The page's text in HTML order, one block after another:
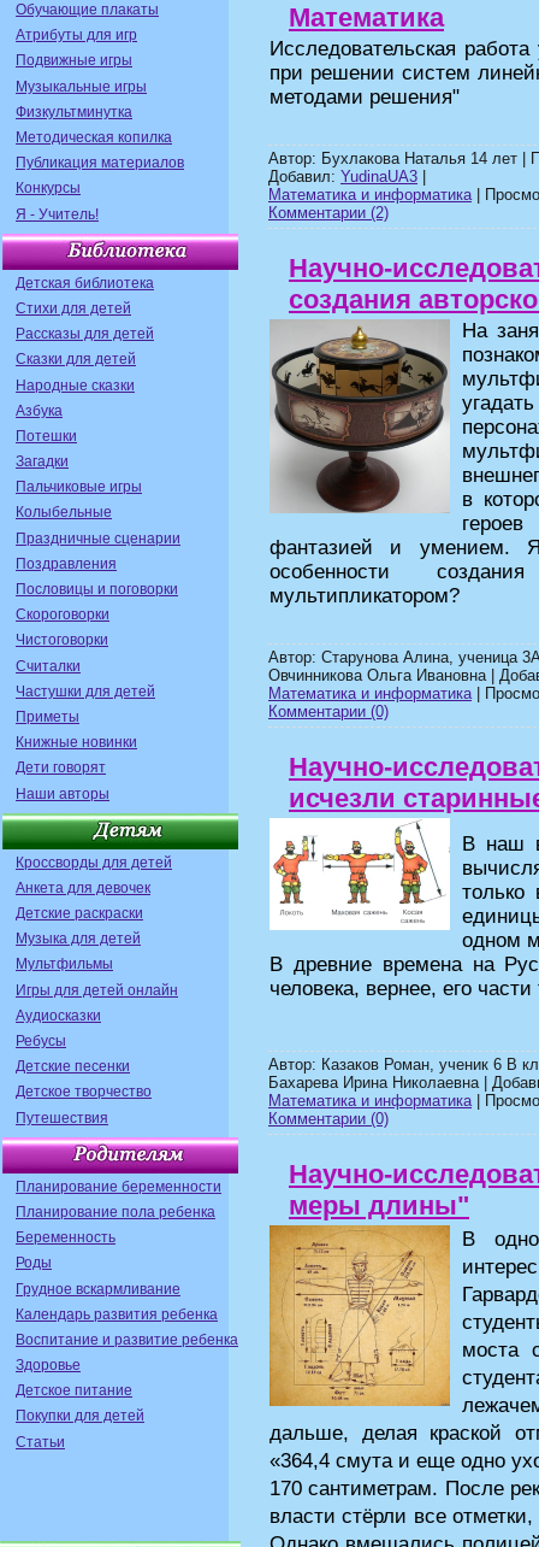
Обучающие плакаты
Атрибуты для игр
Подвижные игры
Музыкальные игры
Физкультминутка
Методическая копилка
Публикация материалов
Конкурсы
Я - Учитель!
Детская библиотека
Стихи для детей
Рассказы для детей
Сказки для детей
Народные сказки
Азбука
Потешки
Загадки
Пальчиковые игры
Колыбельные
Праздничные сценарии
Поздравления
Пословицы и поговорки
Скороговорки
Чистоговорки
Считалки
Частушки для детей
Приметы
Книжные новинки
Дети говорят
Наши авторы
Кроссворды для детей
Анкета для девочек
Детские раскраски
Музыка для детей
Мультфильмы
Игры для детей онлайн
Аудиосказки
Ребусы
Детские песенки
Детское творчество
Путешествия
Планирование беременности
Планирование пола ребенка
Беременность
Роды
Грудное вскармливание
Календарь развития ребенка
Воспитание и развитие ребенка
Здоровье
Детское питание
Покупки для детей
Статьи
Математика
Исследовательская
при решении систем
методами решения"
Автор: Бухлакова Наталья 14 лет
Добавил: YudinaUA3
Математика и информатика|
Комментарии (2)
Научно-
создания
На
в
фантазией и умением. Я
особенности
мультипликатором?
Автор: Старунова Алина,
Овчинникова Ольга Ивановна |
Математика и информатика|
Комментарии (0)
Научно-
исчезли
В наш
одном
В древние времена на
человека, вернее, его
Автор: Казаков Роман, ученик 6 В
Бахарева Ирина Николаевна |
Математика и информатика|
Комментарии (0)
Научно-
меры длины"
В
моста
дальше, делая краской
«364,4 смута и еще одно
170 сантиметрам. После
власти стёрли все